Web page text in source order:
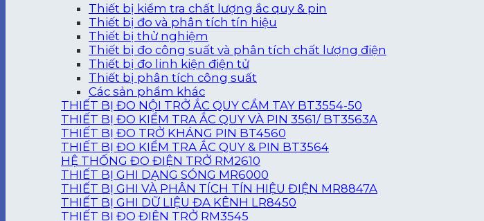
Thiết bị kiểm tra chất lượng ắc quy & pin
Thiết bị đo và phân tích tín hiệu
Thiết bị thử nghiệm
Thiết bị đo công suất và phân tích chất lượng điện
Thiết bị đo linh kiện điện tử
Thiết bị phân tích công suất
Các sản phẩm khác
THIẾT BỊ ĐO NỘI TRỞ ẮC QUY CẦM TAY BT3554-50
THIẾT BỊ ĐO KIỂM TRA ẮC QUY VÀ PIN 3561/ BT3563A
THIẾT BỊ ĐO TRỞ KHÁNG PIN BT4560
THIẾT BỊ ĐO KIỂM TRA ẮC QUY & PIN BT3564
HỆ THỐNG ĐO ĐIỆN TRỞ RM2610
THIẾT BỊ GHI DẠNG SÓNG MR6000
THIẾT BỊ GHI VÀ PHÂN TÍCH TÍN HIỆU ĐIỆN MR8847A
THIẾT BỊ GHI DỮ LIỆU ĐA KÊNH LR8450
THIẾT BỊ ĐO ĐIỆN TRỞ RM3545